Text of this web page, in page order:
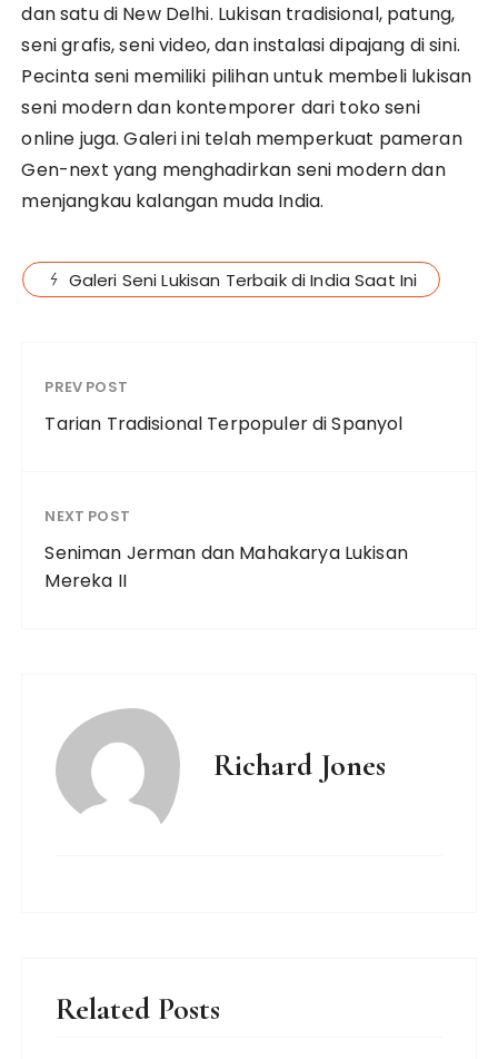
dan satu di New Delhi. Lukisan tradisional, patung,
seni grafis, seni video, dan instalasi dipajang di sini.
Pecinta seni memiliki pilihan untuk membeli lukisan
seni modern dan kontemporer dari toko seni
online juga. Galeri ini telah memperkuat pameran
Gen-next yang menghadirkan seni modern dan
menjangkau kalangan muda India.
Galeri Seni Lukisan Terbaik di India Saat Ini
PREV POST
Tarian Tradisional Terpopuler di Spanyol
NEXT POST
Seniman Jerman dan Mahakarya Lukisan
Mereka II
Richard Jones
Related Posts